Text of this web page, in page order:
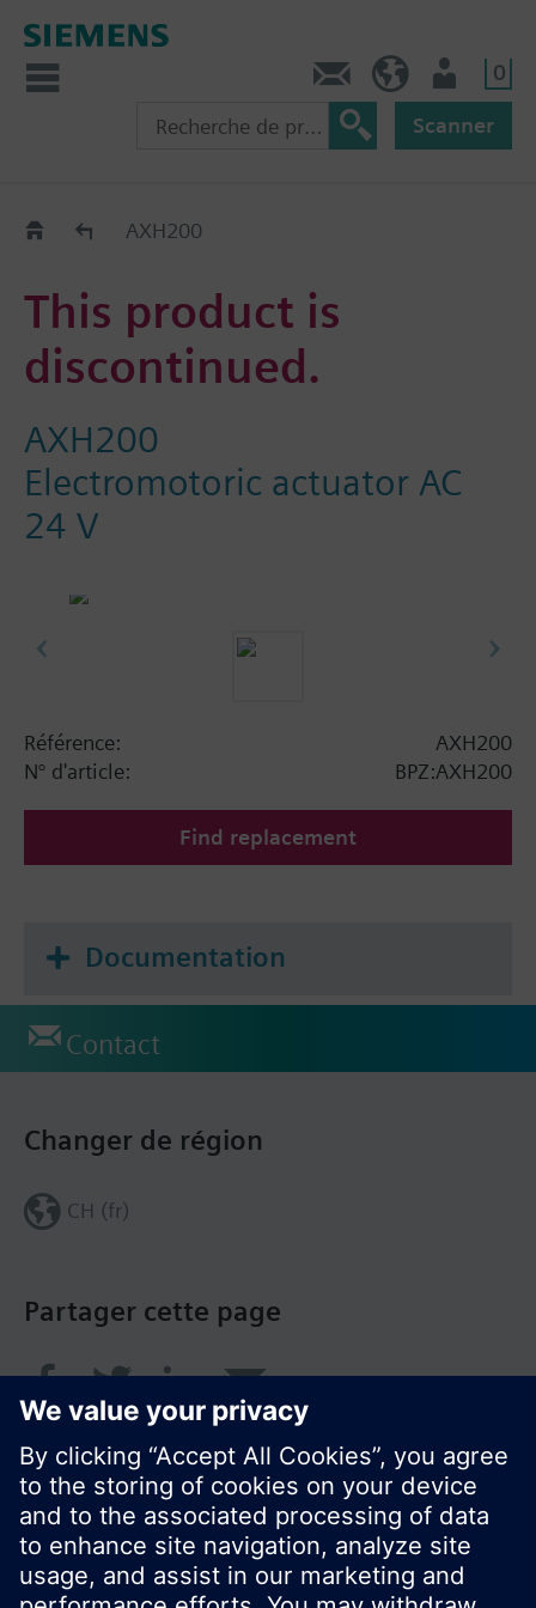
0
Scanner
Old2NewAXH200
This product is
discontinued.
AXH200
Electromotoric actuator AC
24 V
Référence:
AXH200
N° d'article:
BPZ:AXH200
Find replacement
Documentation
Contact
Partager cette page
Changer de région
CH (fr)